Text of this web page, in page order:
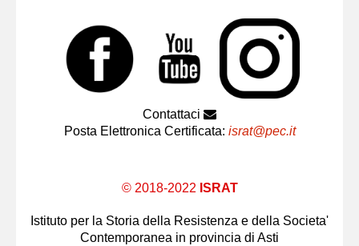
Contattaci
Posta Elettronica Certificata: israt@pec.it
© 2018-2022 ISRAT
Istituto per la Storia della Resistenza e della Societa'
Contemporanea in provincia di Asti